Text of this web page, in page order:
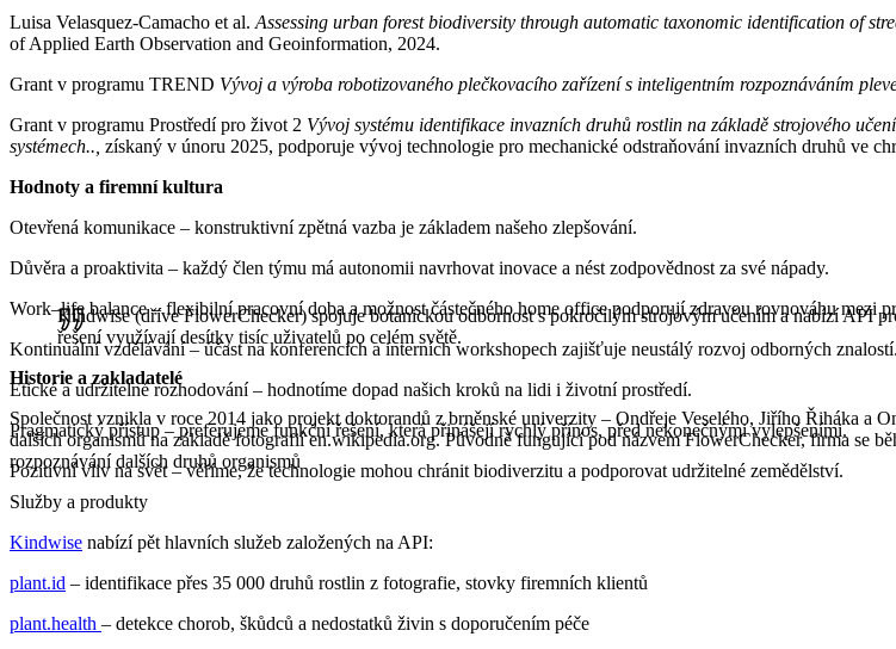
Luisa Velasquez-Camacho et al. Assessing urban forest biodiversity through automatic taxonomic identification of
of Applied Earth Observation and Geoinformation, 2024.
Grant v programu TREND Vývoj a výroba robotizovaného plečkovacího zařízení s inteligentním rozpoznáváním
Grant v programu Prostředí pro život 2 Vývoj systému identifikace invazních druhů rostlin na základě strojového
systémech.. získaný v únoru 2025, podporuje vývoj technologie pro mechanické odstraňování invazních druhů ve
Hodnoty a firemní kultura
Otevřená komunikace – konstruktivní zpětná vazba je základem našeho zlepšování.
Důvěra a proaktivita – každý člen týmu má autonomii navrhovat inovace a nést zodpovědnost za své nápady.
Work–life balance – flexibilní pracovní doba a možnost částečného home office podporují zdravou rovnováhu mezi
Kontinuální vzdělávání – účast na konferencích a interních workshopech zajišťuje neustálý rozvoj odborných znalostí.
Etické a udržitelné rozhodování – hodnotíme dopad našich kroků na lidi i životní prostředí.
Pragmatický přístup – preferujeme funkční řešení, která přinášejí rychlý přínos, před nekonečnými vylepšeními.
Pozitivní vliv na svět – věříme, že technologie mohou chránit biodiverzitu a podporovat udržitelné zemědělství.
Kindwise (dříve FlowerChecker) spojuje botanickou odbornost s pokročilým strojovým učením a nabízí API
řešení využívají desítky tisíc uživatelů po celém světě.
Historie a zakladatelé
Společnost vznikla v roce 2014 jako projekt doktorandů z brněnské univerzity – Ondřeje Veselého, Jiřího Řiháka a
dalších organismů na základě fotografií en.wikipedia.org. Původně fungující pod názvem FlowerChecker, firma se
rozpoznávání dalších druhů organismů
Služby a produkty
Kindwise nabízí pět hlavních služeb založených na API:
plant.id – identifikace přes 35 000 druhů rostlin z fotografie, stovky firemních klientů
plant.health – detekce chorob, škůdců a nedostatků živin s doporučením péče